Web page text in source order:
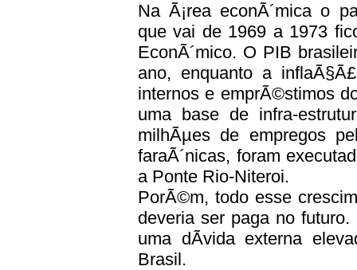
Na Ã¡rea econÃ´mica o
que vai de 1969 a 1973
EconÃ´mico. O PIB
ano, enquanto a
internos e emprÃ©stimos
uma base de infra-
milhÃµes de empregos
faraÃ´nicas, foram
a Ponte Rio-Niteroi.
PorÃ©m, todo esse
deveria ser paga no
uma dÃ­vida externa
Brasil.